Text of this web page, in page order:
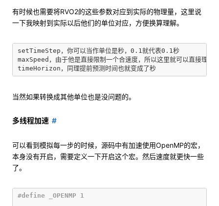
有时候也需要将RVO2的这些参数对应到实际的物理量，这里说
一下我映射到实际以后他们的单位对应，方便换算理解。
setTimeStep，你可以当作单位是秒，0.1就代表0.1秒
maxSpeed，由于他是直接限制一个合速度，所以这里就可以直接理
当然如果转换成其他单位也是没问题的。
多线程加速
可以看到模拟每一步的时候，源码中有加速使用OpenMP的宏，
本身没有开启，需要定义一下开启这个宏。然后速度就更快一些
了。